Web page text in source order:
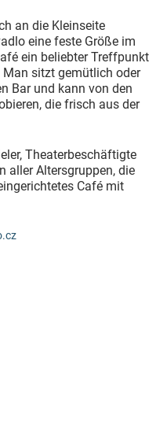
an die Kleinseite
eine feste Größe im
ein beliebter Treffpunkt
Man sitzt gemütlich oder
Bar und kann von den
die frisch aus der
Theaterbeschäftigte
aller Altersgruppen, die
Café mit